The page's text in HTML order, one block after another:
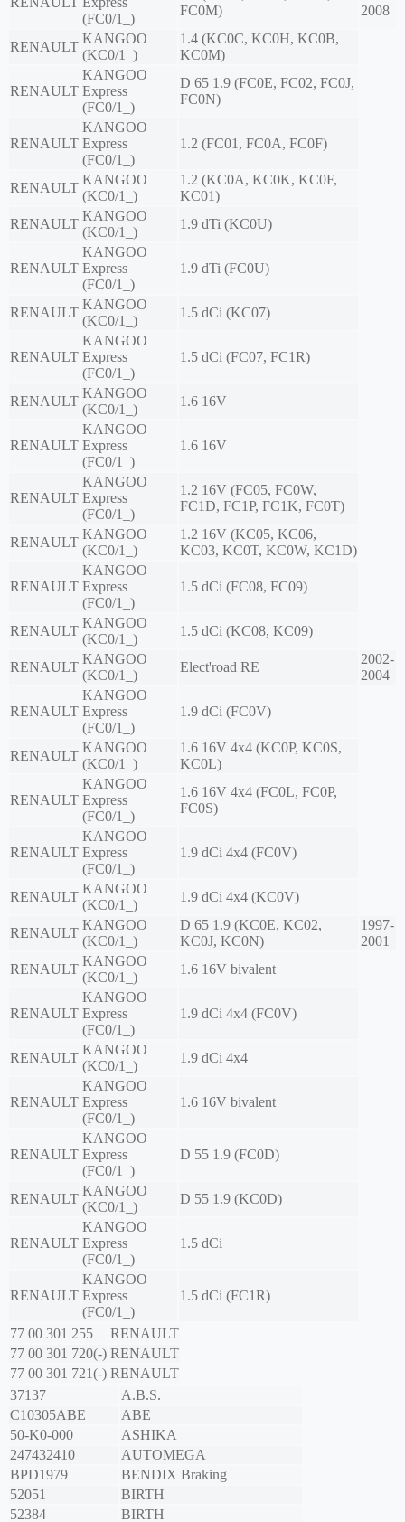
(FC0/1_)
FC0M)
2008
RENAULT
KANGOO
(KC0/1_)
1.4 (KC0C, KC0H, KC0B,
KC0M)
RENAULT
KANGOO
Express
(FC0/1_)
D 65 1.9 (FC0E, FC02, FC0J,
FC0N)
RENAULT
KANGOO
Express
(FC0/1_)
1.2 (FC01, FC0A, FC0F)
RENAULT
KANGOO
(KC0/1_)
1.2 (KC0A, KC0K, KC0F,
KC01)
RENAULT
KANGOO
(KC0/1_)
1.9 dTi (KC0U)
RENAULT
KANGOO
Express
(FC0/1_)
1.9 dTi (FC0U)
RENAULT
KANGOO
(KC0/1_)
1.5 dCi (KC07)
RENAULT
KANGOO
Express
(FC0/1_)
1.5 dCi (FC07, FC1R)
RENAULT
KANGOO
(KC0/1_)
1.6 16V
RENAULT
KANGOO
Express
(FC0/1_)
1.6 16V
RENAULT
KANGOO
Express
(FC0/1_)
1.2 16V (FC05, FC0W,
FC1D, FC1P, FC1K, FC0T)
RENAULT
KANGOO
(KC0/1_)
1.2 16V (KC05, KC06,
KC03, KC0T, KC0W, KC1D)
RENAULT
KANGOO
Express
(FC0/1_)
1.5 dCi (FC08, FC09)
RENAULT
KANGOO
(KC0/1_)
1.5 dCi (KC08, KC09)
RENAULT
KANGOO
(KC0/1_)
Elect'road RE
2002-
2004
RENAULT
KANGOO
Express
(FC0/1_)
1.9 dCi (FC0V)
RENAULT
KANGOO
(KC0/1_)
1.6 16V 4x4 (KC0P, KC0S,
KC0L)
RENAULT
KANGOO
Express
(FC0/1_)
1.6 16V 4x4 (FC0L, FC0P,
FC0S)
RENAULT
KANGOO
Express
(FC0/1_)
1.9 dCi 4x4 (FC0V)
RENAULT
KANGOO
(KC0/1_)
1.9 dCi 4x4 (KC0V)
RENAULT
KANGOO
(KC0/1_)
D 65 1.9 (KC0E, KC02,
KC0J, KC0N)
1997-
2001
RENAULT
KANGOO
(KC0/1_)
1.6 16V bivalent
RENAULT
KANGOO
Express
(FC0/1_)
1.9 dCi 4x4 (FC0V)
RENAULT
KANGOO
(KC0/1_)
1.9 dCi 4x4
RENAULT
KANGOO
Express
(FC0/1_)
1.6 16V bivalent
RENAULT
KANGOO
Express
(FC0/1_)
D 55 1.9 (FC0D)
RENAULT
KANGOO
(KC0/1_)
D 55 1.9 (KC0D)
RENAULT
KANGOO
Express
(FC0/1_)
1.5 dCi
RENAULT
KANGOO
Express
(FC0/1_)
1.5 dCi (FC1R)
77 00 301 255
RENAULT
77 00 301 720(-) RENAULT
77 00 301 721(-) RENAULT
37137
A.B.S.
C10305ABE
ABE
50-K0-000
ASHIKA
247432410
AUTOMEGA
BPD1979
BENDIX Braking
52051
BIRTH
52384
BIRTH